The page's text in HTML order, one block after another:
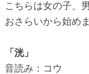
こちらは女の子、
おさらいから始め
「洸」
音読み：コウ